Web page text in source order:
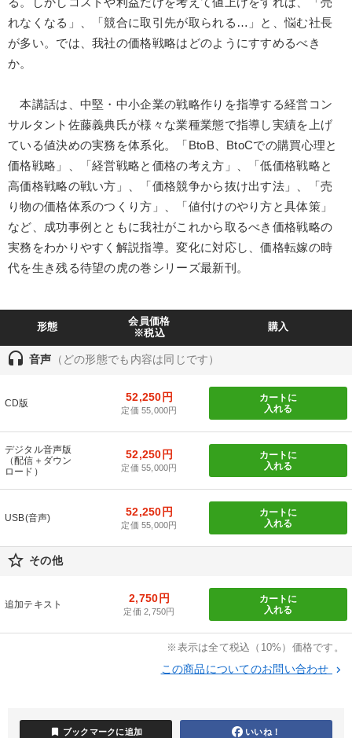
※「更新」を押すと「テーマ」「キーワード」を更新いただけます。
全国経営者セミナー収録物以外の経営教材（全762タイトル）からお探
しいただけます
カテゴリー
最新トレンドと時代の潮流を押さえる 企業戦略に学ぶ
2025年春季全国経営者セミナー収録講演ＣＤ・講演ＤＶＤ・デジ
タル版（音声／動画ストリーミング・ダウンロード）
「利上げ時代の最新・銀行対策」＋「不動産市況予測」＋「市場
予測と株式投資」最新刊
成功哲学・人間学
全国経営者セミナー収録〈売れ筋・人気〉音声＆動画20選
組織と人を動かすマネジメント力を磨く
売上直結の営業力や販売力を獲得する 【4月】音声・映像
目的別
財務・数字力の向上
経営を改善したい
れなくなる」、「競合に取引先が取られる…」と、悩む社長
が多い。では、我社の価格戦略はどのようにすすめるべき
か。
本講話は、中堅・中小企業の戦略作りを指導する経営コン
サルタント佐藤義典氏が様々な業種業態で指導し実績を上げ
ている値決めの実務を体系化。「BtoB、BtoCでの購買心理と
価格戦略」、「経営戦略と価格の考え方」、「低価格戦略と
高価格戦略の戦い方」、「価格競争から抜け出す法」、「売
り物の価格体系のつくり方」、「値付けのやり方と具体策」
など、成功事例とともに我社がこれから取るべき価格戦略の
実務をわかりやすく解説指導。変化に対応し、価格転嫁の時
代を生き残る待望の虎の巻シリーズ最新刊。
形態
会員価格
※税込
購入
headset 音声 （どの形態でも内容は同じです）
CD版 52,250円
定価 55,000円
カートに
入れる
デジタル音声版
（配信＋ダウン
ロード）
52,250円
定価 55,000円
カートに
入れる
USB(音声) 52,250円
定価 55,000円
カートに
入れる
star_border その他
追加テキスト 2,750円
定価 2,750円
カートに
入れる
※表示は全て税込（10%）価格です。
この商品についてのお問い合わせ keyboard_arrow_right
bookmark ブックマークに追加 いいね！